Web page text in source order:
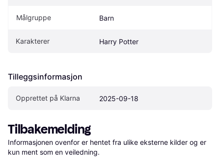
Målgruppe Barn
Karakterer Harry Potter
Tilleggsinformasjon
Opprettet på Klarna 2025-09-18
Tilbakemelding
Informasjonen ovenfor er hentet fra ulike eksterne kilder og er
kun ment som en veiledning.